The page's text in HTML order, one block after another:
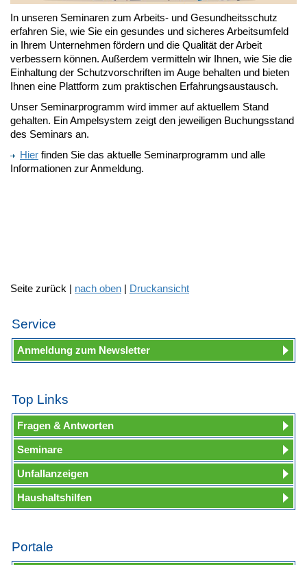
In unseren Seminaren zum Arbeits- und Gesundheitsschutz
erfahren Sie, wie Sie ein gesundes und sicheres Arbeitsumfeld
in Ihrem Unternehmen fördern und die Qualität der Arbeit
verbessern können. Außerdem vermitteln wir Ihnen, wie Sie die
Einhaltung der Schutzvorschriften im Auge behalten und bieten
Ihnen eine Plattform zum praktischen Erfahrungsaustausch.
Unser Seminarprogramm wird immer auf aktuellem Stand
gehalten. Ein Ampelsystem zeigt den jeweiligen Buchungsstand
des Seminars an.
Hier finden Sie das aktuelle Seminarprogramm und alle
Informationen zur Anmeldung.
Seite zurück | nach oben | Druckansicht
Service
Anmeldung zum Newsletter
Top Links
Fragen & Antworten
Seminare
Unfallanzeigen
Haushaltshilfen
Portale